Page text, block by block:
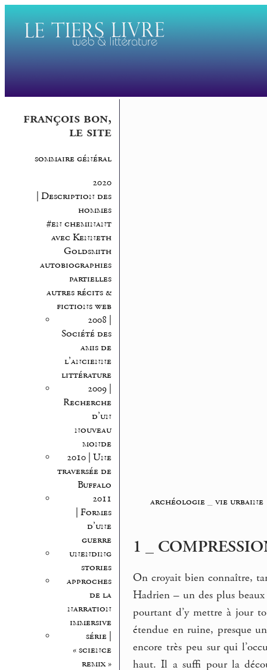
françois bon,
le site
sommaire général
2020
| Description des
hommes
#en cheminant
avec Kenneth
Goldsmith
autobiographies
partielles
autres récits &
fictions web
2008 |
Société des
amis de
l’ancienne
littérature
2009 |
Recherche
d’un
nouveau
monde
2010 | Une
traversée de
Buffalo
2011
| Formes
d’une
guerre
unending
stories
approches
de la
narration
immersive
série |
« science
remix »
archéologie_ vie urbaine
1 _
On croyait bien connaître,
Hadrien – un des plus
pourtant d’y mettre à jour
étendue en ruine, presque
encore très peu sur qui
haut. Il a suffi pour la